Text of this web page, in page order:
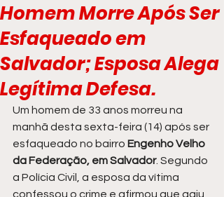
Homem Morre Após Ser
Esfaqueado em
Salvador; Esposa Alega
Legítima Defesa.
Um homem de 33 anos morreu na
manhã desta sexta-feira (14) após ser
esfaqueado no bairro Engenho Velho
da Federação, em Salvador. Segundo
a Polícia Civil, a esposa da vítima
confessou o crime e afirmou que agiu